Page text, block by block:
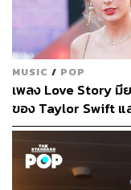
MUSIC / POP
เพลง Love Story
ของ Taylor Swift แ